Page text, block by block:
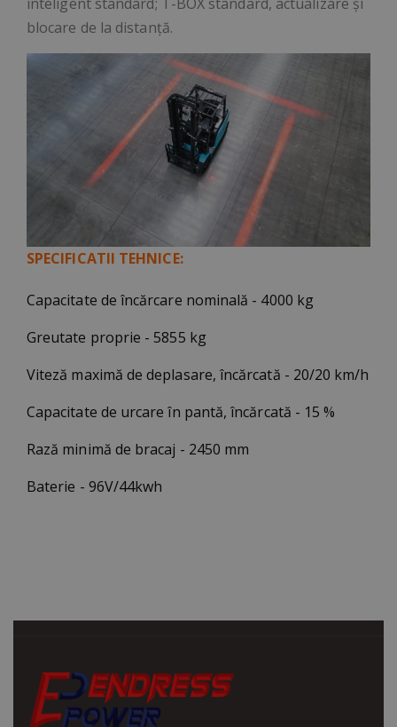
blocare de la distanță.
SPECIFICATII TEHNICE:
Capacitate de încărcare nominală - 4000 kg
Greutate proprie - 5855 kg
Viteză maximă de deplasare, încărcată - 20/20 km/h
Capacitate de urcare în pantă, încărcată - 15 %
Rază minimă de bracaj - 2450 mm
Baterie - 96V/44kwh